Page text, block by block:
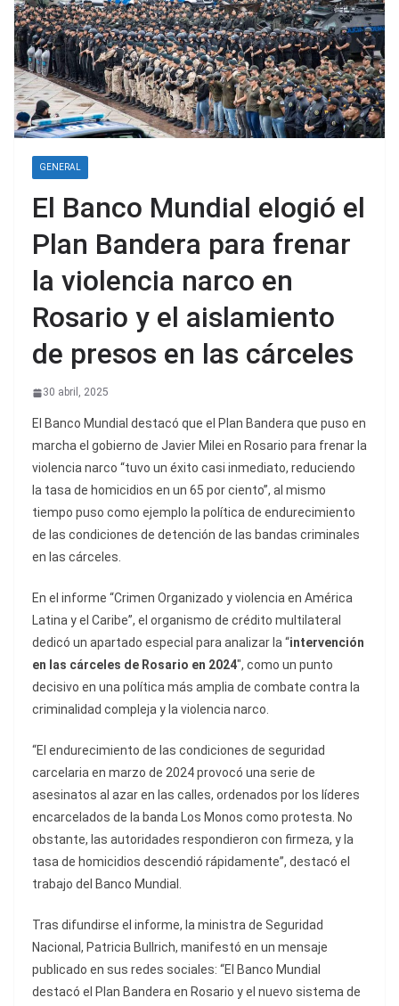
GENERAL
El Banco Mundial elogió el
Plan Bandera para frenar
la violencia narco en
Rosario y el aislamiento
de presos en las cárceles
30 abril, 2025
El Banco Mundial destacó que el Plan Bandera que puso en
marcha el gobierno de Javier Milei en Rosario para frenar la
violencia narco “tuvo un éxito casi inmediato, reduciendo
la tasa de homicidios en un 65 por ciento”, al mismo
tiempo puso como ejemplo la política de endurecimiento
de las condiciones de detención de las bandas criminales
en las cárceles.
En el informe “Crimen Organizado y violencia en América
Latina y el Caribe”, el organismo de crédito multilateral
dedicó un apartado especial para analizar la “intervención
en las cárceles de Rosario en 2024″, como un punto
decisivo en una política más amplia de combate contra la
criminalidad compleja y la violencia narco.
“El endurecimiento de las condiciones de seguridad
carcelaria en marzo de 2024 provocó una serie de
asesinatos al azar en las calles, ordenados por los líderes
encarcelados de la banda Los Monos como protesta. No
obstante, las autoridades respondieron con firmeza, y la
tasa de homicidios descendió rápidamente”, destacó el
trabajo del Banco Mundial.
Tras difundirse el informe, la ministra de Seguridad
Nacional, Patricia Bullrich, manifestó en un mensaje
publicado en sus redes sociales: “El Banco Mundial
destacó el Plan Bandera en Rosario y el nuevo sistema de